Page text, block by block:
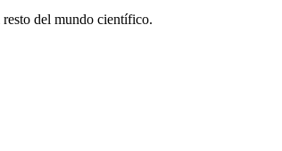
del mundo científico.